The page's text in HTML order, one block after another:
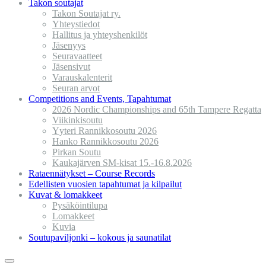
Takon soutajat
Takon Soutajat ry.
Yhteystiedot
Hallitus ja yhteyshenkilöt
Jäsenyys
Seuravaatteet
Jäsensivut
Varauskalenterit
Seuran arvot
Competitions and Events, Tapahtumat
2026 Nordic Championships and 65th Tampere Regatta
Viikinkisoutu
Yyteri Rannikkosoutu 2026
Hanko Rannikkosoutu 2026
Pirkan Soutu
Kaukajärven SM-kisat 15.-16.8.2026
Rataennätykset – Course Records
Edellisten vuosien tapahtumat ja kilpailut
Kuvat & lomakkeet
Pysäköintilupa
Lomakkeet
Kuvia
Soutupaviljonki – kokous ja saunatilat